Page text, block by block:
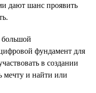
дают шанс проявить
большой
фундамент для
в создании
и найти или